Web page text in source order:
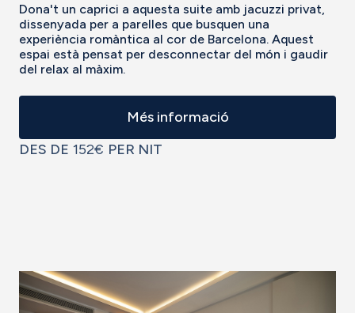
Dona't un caprici a aquesta suite amb jacuzzi privat,
dissenyada per a parelles que busquen una
experiència romàntica al cor de Barcelona. Aquest
espai està pensat per desconnectar del món i gaudir
del relax al màxim.
Més informació
DES DE 152€ PER NIT